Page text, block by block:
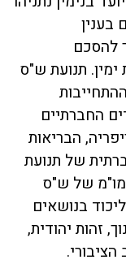
בענין
להסכם
ימין. תנועת ש"ס
החברתיים
הבריאות
של תנועת
של ש"ס
בנושאים
זהות יהודית,